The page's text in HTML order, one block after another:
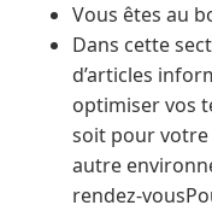
Vous êtes au
Dans cette
d’articles
optimiser vos
soit pour
autre
rendez-